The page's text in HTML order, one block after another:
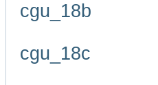
cgu_18b
cgu_18c